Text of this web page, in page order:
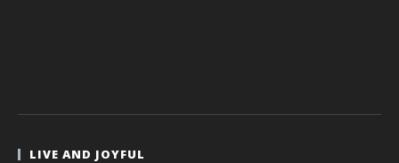
LIVE AND JOYFUL